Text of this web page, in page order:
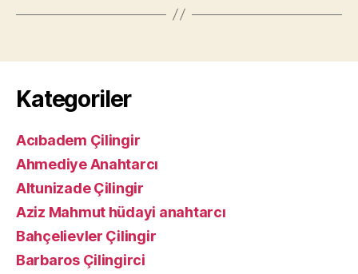
Kategoriler
Acıbadem Çilingir
Ahmediye Anahtarcı
Altunizade Çilingir
Aziz Mahmut hüdayi anahtarcı
Bahçelievler Çilingir
Barbaros Çilingirci